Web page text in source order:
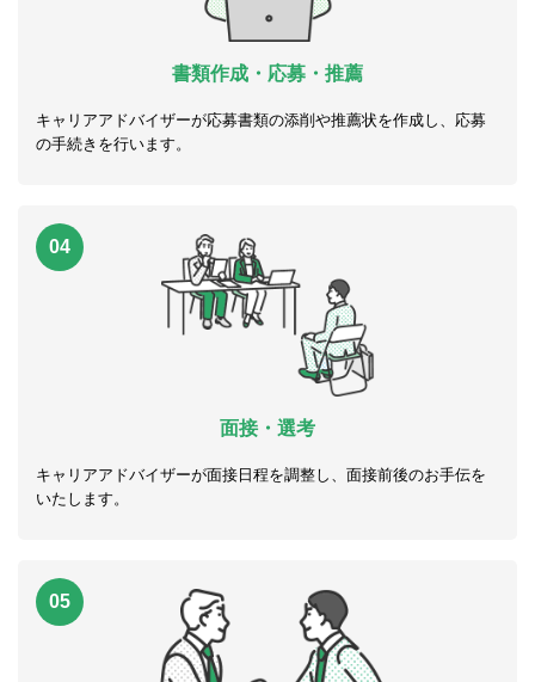
書類作成・応募・推薦
キャリアアドバイザーが応募書類の添削や推薦状を作成し、応募
の手続きを行います。
04
面接・選考
キャリアアドバイザーが面接日程を調整し、面接前後のお手伝を
いたします。
05